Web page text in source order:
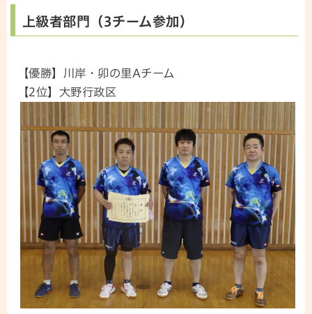
上級者部門（3チーム参加）
【優勝】川岸・卯の里Aチーム
【2位】大野行政区